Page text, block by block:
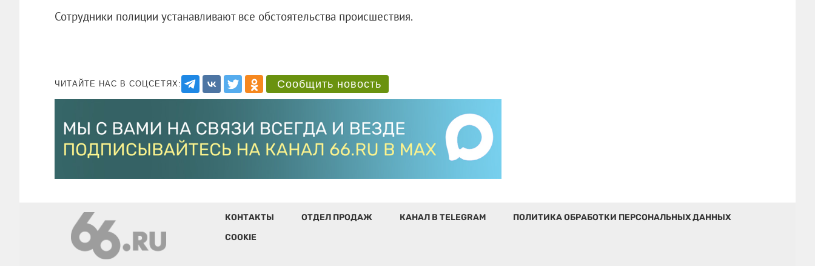
Сотрудники полиции устанавливают все обстоятельства происшествия.
ЧИТАЙТЕ НАС В СОЦСЕТЯХ: Сообщить новость
КОНТАКТЫ ОТДЕЛ ПРОДАЖ КАНАЛ В TELEGRAM
ПОЛИТИКА ОБРАБОТКИ ПЕРСОНАЛЬНЫХ ДАННЫХ
COOKIE